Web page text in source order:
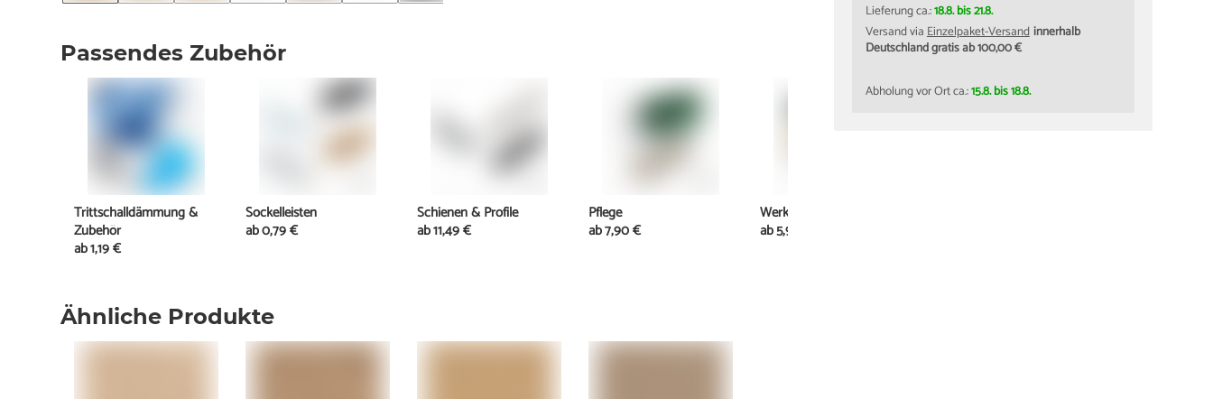
Lieferung ca.:18.8. bis 21.8.
Versand viaEinzelpaket-Versandinnerhalb
Deutschland gratis ab 100,00 €
Abholung vor Ort ca.:15.8. bis 18.8.
Ähnliche Produkte
Passendes Zubehör
Trittschalldämmung &
Zubehör
ab1,19 €
Sockelleisten
ab0,79 €
Schienen & Profile
ab11,49 €
Pflege
ab7,90 €
Werkzeuge
ab5,95 €